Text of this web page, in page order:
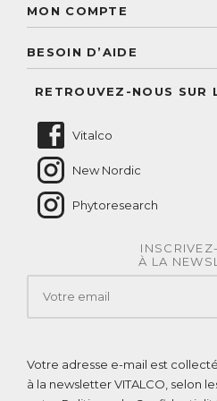
Paiement sécurisé
Conseils personnalisés
Conseil personnalisé
MON COMPTE
BESOIN D’AIDE
RETROUVEZ-NOUS SUR
Vitalco
New Nordic
Phytoresearch
À LA
Votre adresse e-mail est
à la newsletter VITALCO, selon